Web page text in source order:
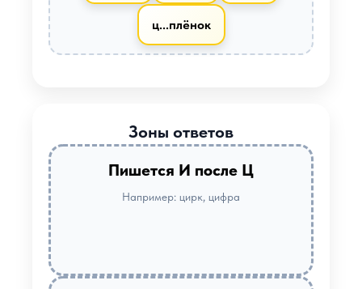
ц...плёнок
Зоны ответов
Пишется И после Ц
Например: цирк, цифра